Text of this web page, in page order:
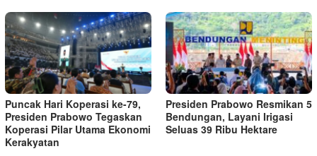
Puncak Hari Koperasi ke-79,
Presiden Prabowo Tegaskan
Koperasi Pilar Utama Ekonomi
Kerakyatan
Presiden Prabowo Resmikan 5
Bendungan, Layani Irigasi
Seluas 39 Ribu Hektare